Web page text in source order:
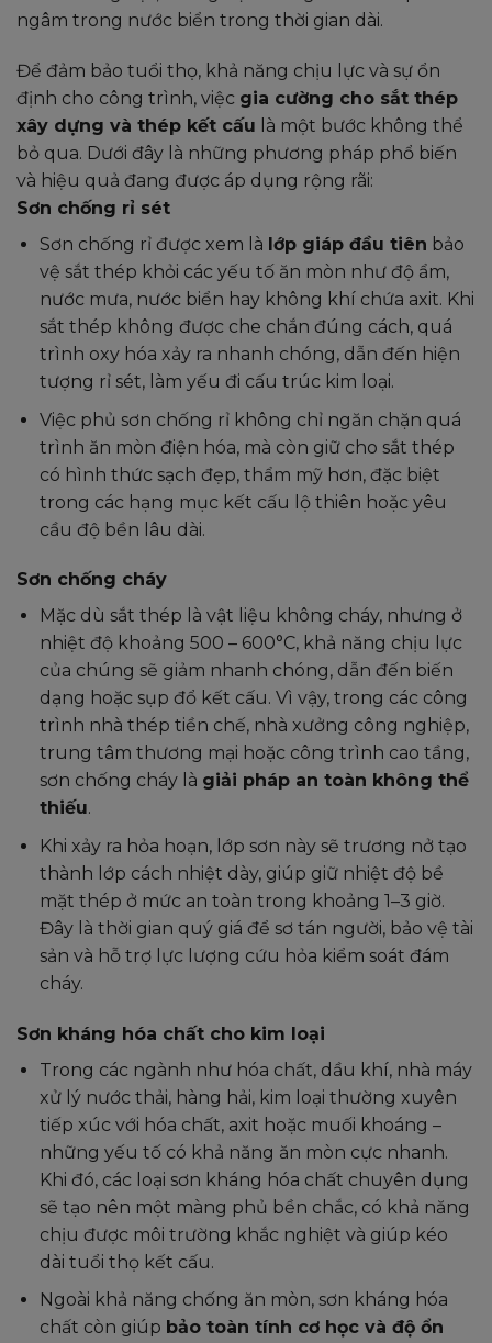
ngâm trong nước biển trong thời gian dài.
Để đảm bảo tuổi thọ, khả năng chịu lực và sự ổn
định cho công trình, việc gia cường cho sắt thép
xây dựng và thép kết cấu là một bước không thể
bỏ qua. Dưới đây là những phương pháp phổ biến
và hiệu quả đang được áp dụng rộng rãi:
Sơn chống rỉ sét
Sơn chống rỉ được xem là lớp giáp đầu tiên bảo
vệ sắt thép khỏi các yếu tố ăn mòn như độ ẩm,
nước mưa, nước biển hay không khí chứa axit. Khi
sắt thép không được che chắn đúng cách, quá
trình oxy hóa xảy ra nhanh chóng, dẫn đến hiện
tượng rỉ sét, làm yếu đi cấu trúc kim loại.
Việc phủ sơn chống rỉ không chỉ ngăn chặn quá
trình ăn mòn điện hóa, mà còn giữ cho sắt thép
có hình thức sạch đẹp, thẩm mỹ hơn, đặc biệt
trong các hạng mục kết cấu lộ thiên hoặc yêu
cầu độ bền lâu dài.
Sơn chống cháy
Mặc dù sắt thép là vật liệu không cháy, nhưng ở
nhiệt độ khoảng 500 – 600°C, khả năng chịu lực
của chúng sẽ giảm nhanh chóng, dẫn đến biến
dạng hoặc sụp đổ kết cấu. Vì vậy, trong các công
trình nhà thép tiền chế, nhà xưởng công nghiệp,
trung tâm thương mại hoặc công trình cao tầng,
sơn chống cháy là giải pháp an toàn không thể
thiếu.
Khi xảy ra hỏa hoạn, lớp sơn này sẽ trương nở tạo
thành lớp cách nhiệt dày, giúp giữ nhiệt độ bề
mặt thép ở mức an toàn trong khoảng 1–3 giờ.
Đây là thời gian quý giá để sơ tán người, bảo vệ tài
sản và hỗ trợ lực lượng cứu hỏa kiểm soát đám
cháy.
Sơn kháng hóa chất cho kim loại
Trong các ngành như hóa chất, dầu khí, nhà máy
xử lý nước thải, hàng hải, kim loại thường xuyên
tiếp xúc với hóa chất, axit hoặc muối khoáng –
những yếu tố có khả năng ăn mòn cực nhanh.
Khi đó, các loại sơn kháng hóa chất chuyên dụng
sẽ tạo nên một màng phủ bền chắc, có khả năng
chịu được môi trường khắc nghiệt và giúp kéo
dài tuổi thọ kết cấu.
Ngoài khả năng chống ăn mòn, sơn kháng hóa
chất còn giúp bảo toàn tính cơ học và độ ổn